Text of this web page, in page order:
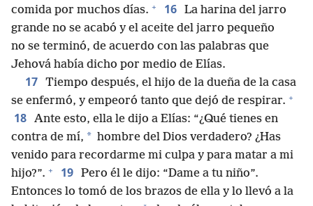
comida por muchos días. + 16 La harina del jarro
grande no se acabó y el aceite del jarro pequeño
no se terminó, de acuerdo con las palabras que
Jehová había dicho por medio de Elías.
17 Tiempo después, el hijo de la dueña de la casa
se enfermó, y empeoró tanto que dejó de respirar. +
18 Ante esto, ella le dijo a Elías: “¿Qué tienes en
contra de mí, * hombre del Dios verdadero? ¿Has
venido para recordarme mi culpa y para matar a mi
hijo?”. + 19 Pero él le dijo: “Dame a tu niño”.
Entonces lo tomó de los brazos de ella y lo llevó a la